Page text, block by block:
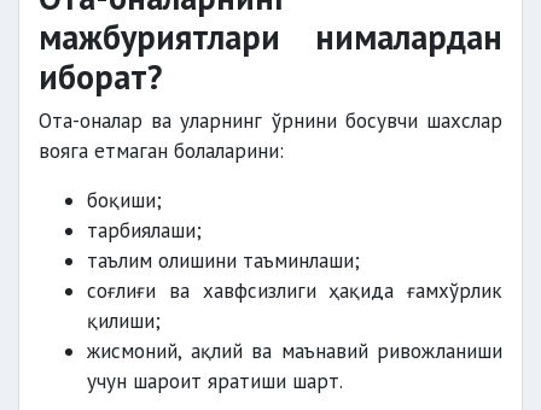
мажбуриятлари нималардан
иборат?
Ота-оналар ва уларнинг ўрнини босувчи шахслар
вояга етмаган болаларини:
боқиши;
тарбиялаши;
таълим олишини таъминлаши;
соғлиғи ва хавфсизлиги ҳақида ғамхўрлик
қилиши;
жисмоний, ақлий ва маънавий ривожланиши
учун шароит яратиши шарт.